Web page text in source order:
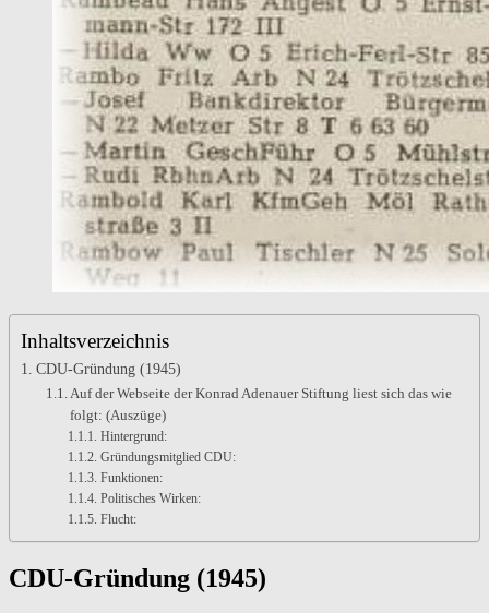
Inhaltsverzeichnis
CDU-Gründung (1945)
Auf der Webseite der Konrad Adenauer Stiftung liest sich das wie
folgt: (Auszüge)
Hintergrund:
Gründungsmitglied CDU:
Funktionen:
Politisches Wirken:
Flucht:
CDU-Gründung (1945)